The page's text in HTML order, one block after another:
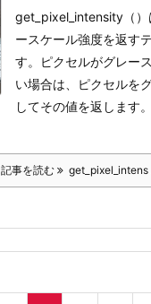
get_pixel_intensity（）
ースケール強度を返す
す。ピクセルがグレー
い場合は、ピクセルを
してその値を返します。
記事を読む get_pixel_intens